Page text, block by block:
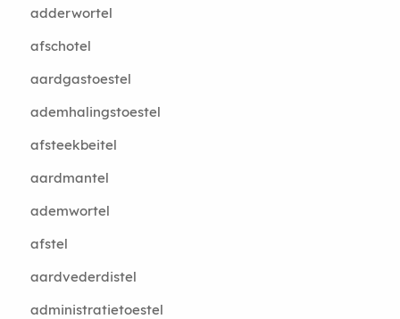
adderwortel
afschotel
aardgastoestel
ademhalingstoestel
afsteekbeitel
aardmantel
ademwortel
afstel
aardvederdistel
administratietoestel